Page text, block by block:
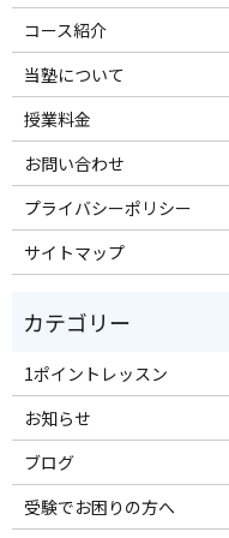
コース紹介
当塾について
授業料金
お問い合わせ
プライバシーポリシー
サイトマップ
1ポイントレッスン
お知らせ
ブログ
受験でお困りの方へ